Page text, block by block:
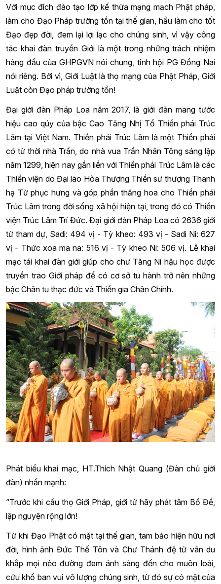
Với mục đích đào tạo lớp kế thừa mạng mạch Phật pháp,
làm cho Đạo Pháp trường tồn tại thế gian, hầu làm cho tốt
Đạo đẹp đời, đem lại lợi lạc cho chúng sinh, vì vậy công
tác khai đàn truyền Giới là một trong những trách nhiệm
hàng đầu của GHPGVN nói chung, tỉnh hội PG Đồng Nai
nói riêng. Bởi vì, Giới Luật là thọ mạng của Phật Pháp, Giới
Luật còn Đạo pháp trường tồn!
Đại giới đàn Pháp Loa năm 2017, là giới đàn mang tước
hiệu cao qúy của bậc Cao Tăng Nhị Tổ Thiền phái Trúc
Lâm tại Việt Nam. Thiền phái Trúc Lâm là một Thiền phái
có từ thời nhà Trần, do nhà vua Trần Nhân Tông sáng lập
năm 1299, hiện nay gắn liền với Thiền phái Trúc Lâm là các
Thiền viện do Đại lão Hòa Thượng Thiền sư thượng Thanh
hạ Từ phục hưng và góp phần thăng hoa cho Thiền phái
Trúc Lâm trong đời sống xã hội hiện tại, trong đó có Thiền
viện Trúc Lâm Trí Đức. Đại giới đàn Pháp Loa có 2636 giới
tử tham dự, Sadi: 494 vị - Tỳ kheo: 493 vị - Sadi Ni: 627
vị - Thức xoa ma na: 516 vị - Tỳ kheo Ni: 506 vị. Lễ khai
mạc tái khai đàn giới giúp cho chư Tăng Ni hậu học được
truyền trao Giới pháp để có cơ sở tu hành trở nên những
bậc Chân tu thạc đức và Thiền gia Chân Chính.
Phát biểu khai mạc, HT.Thích Nhật Quang (Đàn chủ giới
đàn) nhấn mạnh:
“Trước khi cầu thọ Giới Pháp, giới tử hãy phát tâm Bồ Đề,
lập nguyện rộng lớn!
Từ khi Đạo Phật có mặt tại thế gian, tam bảo hiện hữu nơi
đời, hình ảnh Đức Thế Tôn và Chư Thánh đệ tử vân du
khắp mọi nẻo đường đem ánh sáng đến cho muôn loài,
cứu khổ ban vui vô lượng chúng sinh, từ đó sự có mặt của